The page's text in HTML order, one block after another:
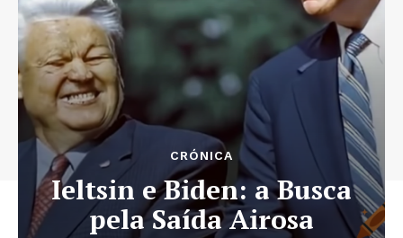
CRÓNICA
Ieltsin e Biden: a Busca
pela Saída Airosa